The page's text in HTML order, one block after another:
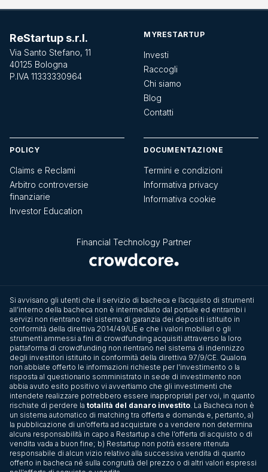
ReStartup s.r.l.
Via Santo Stefano, 11
40125 Bologna
P.IVA 11333330964
MYRESTARTUP
Investi
Raccogli
Chi siamo
Blog
Contatti
POLICY
Claims e Reclami
Arbitro controversie
finanziarie
Investor Education
DOCUMENTAZIONE
Termini e condizioni
Informativa privacy
Informativa cookie
Financial Technology Partner
Si avvisano gli utenti che il servizio di bacheca e l’acquisto di strumenti
all’interno della bacheca non è intermediato dal portale ed entrambi i
servizi non rientrano nel sistema di garanzia dei depositi istituito in
conformità della direttiva 2014/49/UE e che i valori mobiliari o gli
strumenti ammessi a fini di crowdfunding acquisiti attraverso la loro
piattaforma di crowdfunding non rientrano nel sistema di indennizzo
degli investitori istituito in conformità della direttiva 97/9/CE. Qualora
non abbiate offerto le informazioni richieste per l’investimento o la
risposta al questionario somministrato in sede di investimento non
abbia avuto esito positivo vi avvertiamo che gli investimenti che
intendete realizzare potrebbero essere inappropriati per voi, in quanto
rischiate di perdere la totalità del danaro investito. La Bacheca non è
un sistema automatico di matching tra offerta e domanda e, pertanto, a)
la pubblicazione di un’offerta ad acquistare o a vendere non determina
alcuna responsabilità in capo a Restartup a che l’offerta di acquisto o di
vendita vada a buon fine; b) Restartup non potrà essere ritenuta
responsabile di alcun vizio relativo alla successiva vendita di quanto
offerto in bacheca né sulla congruità del prezzo o di altri valori espressi